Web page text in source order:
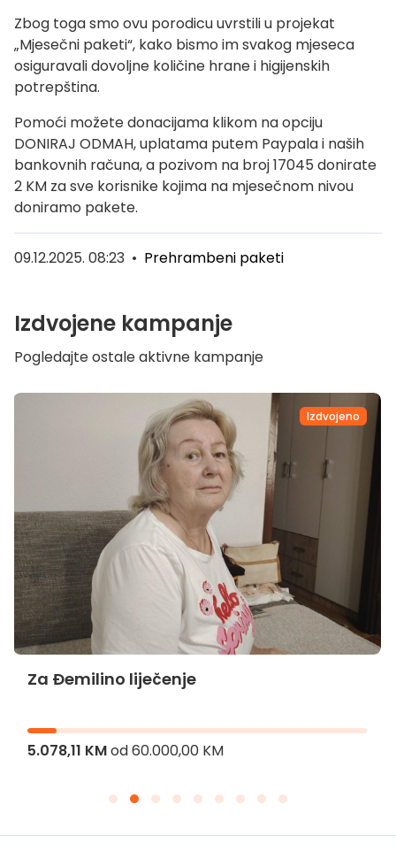
Zbog toga smo ovu porodicu uvrstili u projekat
„Mjesečni paketi“, kako bismo im svakog mjeseca
osiguravali dovoljne količine hrane i higijenskih
potrepština.
Pomoći možete donacijama klikom na opciju
DONIRAJ ODMAH, uplatama putem Paypala i naših
bankovnih računa, a pozivom na broj 17045 donirate
2 KM za sve korisnike kojima na mjesečnom nivou
doniramo pakete.
09.12.2025. 08:23 • Prehrambeni paketi
Izdvojene kampanje
Pogledajte ostale aktivne kampanje
Izdvojeno
Za Đemilino liječenje
5.078,11 KMod60.000,00 KM